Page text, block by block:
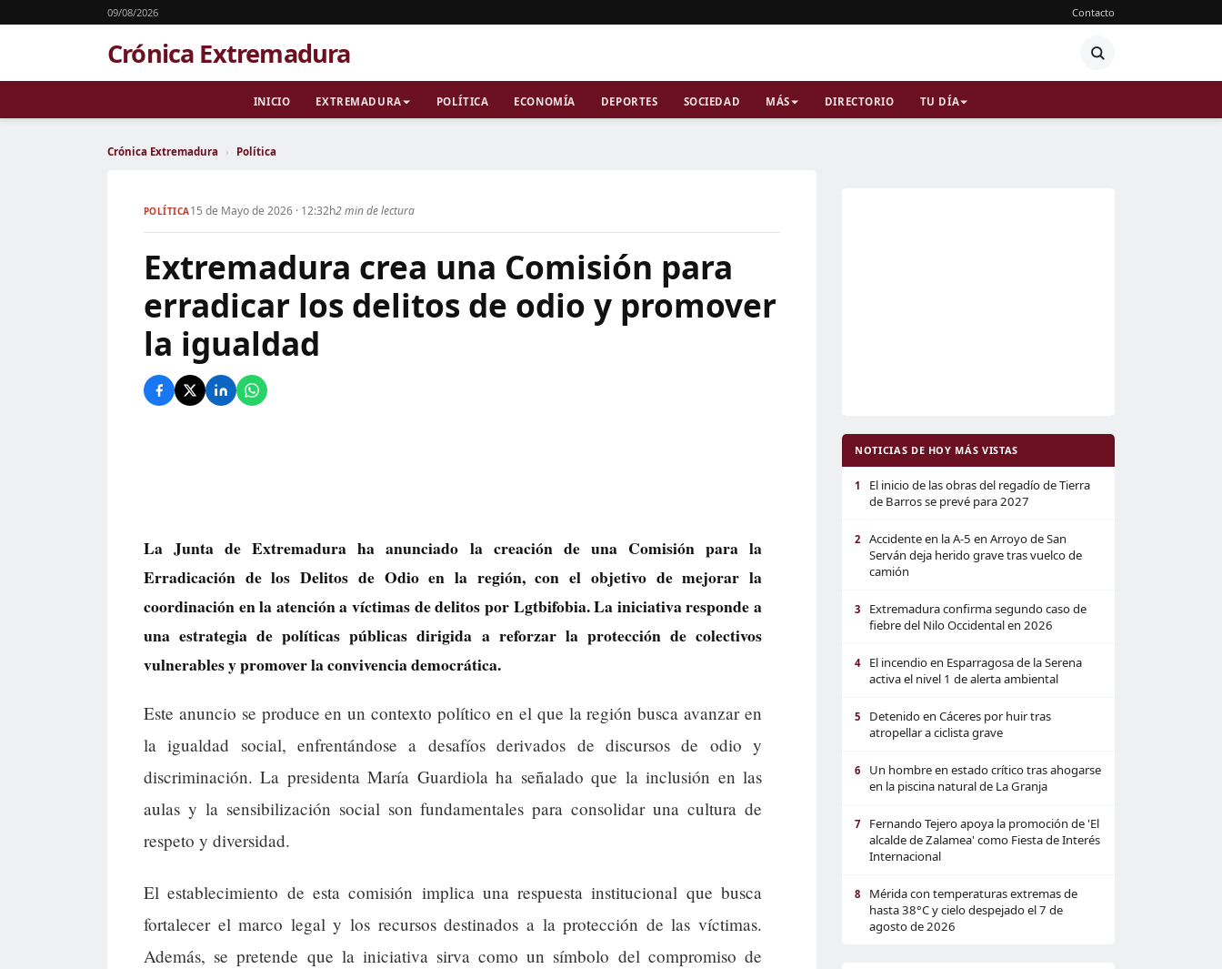
09/08/2026 Contacto
Crónica Extremadura
INICIO EXTREMADURA POLÍTICA ECONOMÍA DEPORTES SOCIEDAD MÁS DIRECTORIO TU DÍA
Crónica Extremadura › Política
POLÍTICA15 de Mayo de 2026 · 12:32h2 min de lectura
Extremadura crea una Comisión para
erradicar los delitos de odio y promover
la igualdad
La Junta de Extremadura ha anunciado la creación de una Comisión para la
Erradicación de los Delitos de Odio en la región, con el objetivo de mejorar la
coordinación en la atención a víctimas de delitos por Lgtbifobia. La iniciativa responde a
una estrategia de políticas públicas dirigida a reforzar la protección de colectivos
vulnerables y promover la convivencia democrática.
Este anuncio se produce en un contexto político en el que la región busca avanzar en
la igualdad social, enfrentándose a desafíos derivados de discursos de odio y
discriminación. La presidenta María Guardiola ha señalado que la inclusión en las
aulas y la sensibilización social son fundamentales para consolidar una cultura de
respeto y diversidad.
El establecimiento de esta comisión implica una respuesta institucional que busca
fortalecer el marco legal y los recursos destinados a la protección de las víctimas.
Además, se pretende que la iniciativa sirva como un símbolo del compromiso de
NOTICIAS DE HOY MÁS VISTAS
1
El inicio de las obras del regadío de Tierra
de Barros se prevé para 2027
2
Accidente en la A-5 en Arroyo de San
Serván deja herido grave tras vuelco de
camión
3
Extremadura confirma segundo caso de
fiebre del Nilo Occidental en 2026
4
El incendio en Esparragosa de la Serena
activa el nivel 1 de alerta ambiental
5
Detenido en Cáceres por huir tras
atropellar a ciclista grave
6
Un hombre en estado crítico tras ahogarse
en la piscina natural de La Granja
7
Fernando Tejero apoya la promoción de 'El
alcalde de Zalamea' como Fiesta de Interés
Internacional
8
Mérida con temperaturas extremas de
hasta 38°C y cielo despejado el 7 de
agosto de 2026